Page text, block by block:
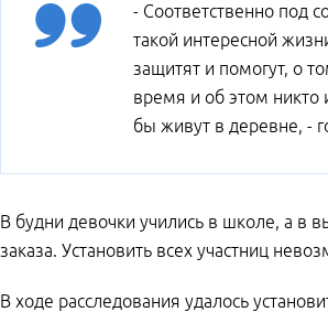
- Соответственно под
такой интересной
защитят и помогут, о
время и об этом никто
бы живут в деревне, -
В будни девочки учились в школе, а в
заказа. Установить всех участниц
В ходе расследования удалось